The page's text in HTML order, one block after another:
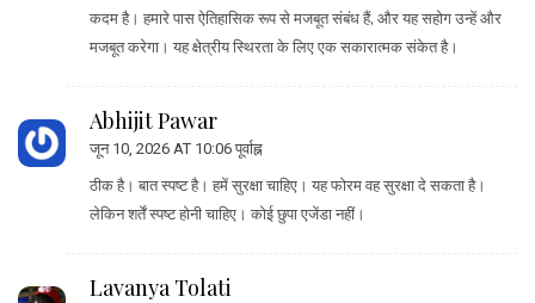
कदम है। हमारे पास ऐतिहासिक रूप से मजबूत संबंध हैं, और यह सहोग उन्हें और
मजबूत करेगा। यह क्षेत्रीय स्थिरता के लिए एक सकारात्मक संकेत है।
Abhijit Pawar
जून 10, 2026 AT 10:06 पूर्वाह्न
ठीक है। बात स्पष्ट है। हमें सुरक्षा चाहिए। यह फोरम वह सुरक्षा दे सकता है।
लेकिन शर्तें स्पष्ट होनी चाहिए। कोई छुपा एजेंडा नहीं।
Lavanya Tolati